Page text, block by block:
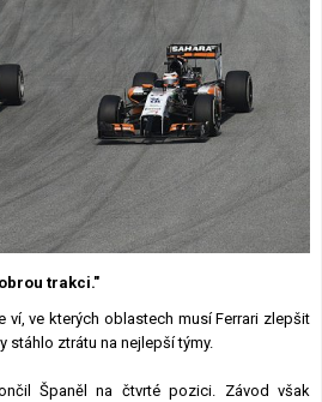
Kalendář F1
Výsledky F1
Týmy a jezdci F1
Okruhy F1
trakci."
ví, ve kterých oblastech musí Ferrari zlepšit
stáhlo ztrátu na nejlepší týmy.
Španěl na čtvrté pozici. Závod však